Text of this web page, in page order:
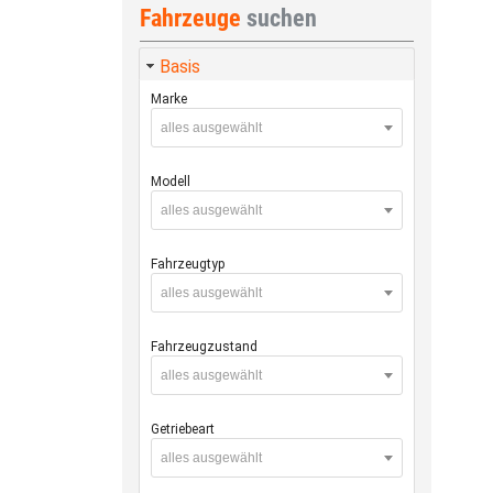
Fahrzeuge suchen
Basis
Marke
alles ausgewählt
Modell
alles ausgewählt
Fahrzeugtyp
alles ausgewählt
Fahrzeugzustand
alles ausgewählt
Getriebeart
alles ausgewählt